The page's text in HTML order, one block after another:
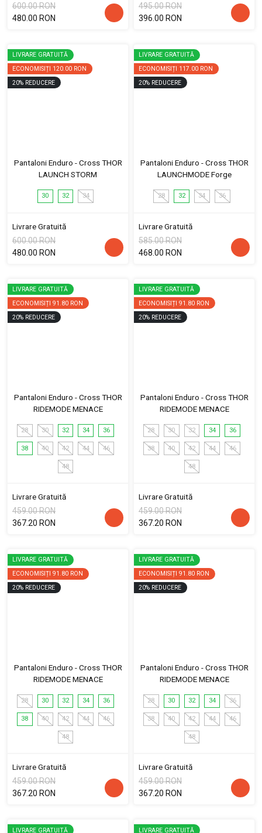
600.00 RON
480.00 RON
495.00 RON
396.00 RON
LIVRARE GRATUITĂ
ECONOMISIȚI 120.00 RON
20% REDUCERE
Pantaloni Enduro - Cross THOR
LAUNCH STORM
30 32 34
Livrare Gratuită
600.00 RON
480.00 RON
LIVRARE GRATUITĂ
ECONOMISIȚI 117.00 RON
20% REDUCERE
Pantaloni Enduro - Cross THOR
LAUNCHMODE Forge
28 32 34 36
Livrare Gratuită
585.00 RON
468.00 RON
LIVRARE GRATUITĂ
ECONOMISIȚI 91.80 RON
20% REDUCERE
Pantaloni Enduro - Cross THOR
RIDEMODE MENACE
28 30 32 34 36
38 40 42 44 46
48
Livrare Gratuită
459.00 RON
367.20 RON
LIVRARE GRATUITĂ
ECONOMISIȚI 91.80 RON
20% REDUCERE
Pantaloni Enduro - Cross THOR
RIDEMODE MENACE
28 30 32 34 36
38 40 42 44 46
48
Livrare Gratuită
459.00 RON
367.20 RON
LIVRARE GRATUITĂ
ECONOMISIȚI 91.80 RON
20% REDUCERE
Pantaloni Enduro - Cross THOR
RIDEMODE MENACE
28 30 32 34 36
38 40 42 44 46
48
Livrare Gratuită
459.00 RON
367.20 RON
LIVRARE GRATUITĂ
ECONOMISIȚI 91.80 RON
20% REDUCERE
Pantaloni Enduro - Cross THOR
RIDEMODE MENACE
28 30 32 34 36
38 40 42 44 46
48
Livrare Gratuită
459.00 RON
367.20 RON
LIVRARE GRATUITĂ
LIVRARE GRATUITĂ